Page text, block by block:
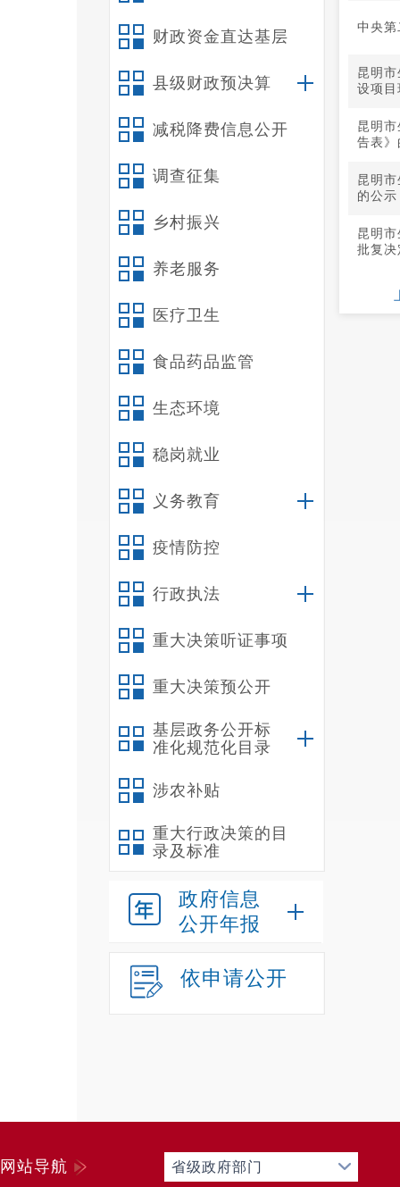
财政资金直达基层
县级财政预决算
减税降费信息公开
调查征集
乡村振兴
养老服务
医疗卫生
食品药品监管
生态环境
稳岗就业
义务教育
疫情防控
行政执法
重大决策听证事项
重大决策预公开
基层政务公开标
准化规范化目录
涉农补贴
重大行政决策的目
录及标准
政府信息
公开年报
依申请公开
中央
昆明
设项
昆明
告表
昆明
的公示
昆明
批复
网站导航 省级政府部门